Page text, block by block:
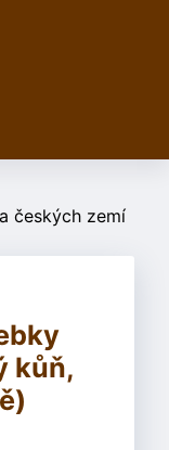
českých zemí
kůň,